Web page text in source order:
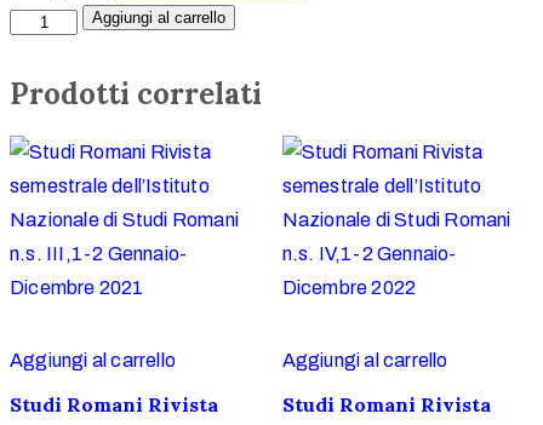
Aggiungi al carrello
Prodotti correlati
Aggiungi al carrello
Studi Romani Rivista
Aggiungi al carrello
Studi Romani Rivista